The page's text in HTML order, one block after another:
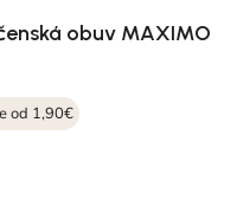
obuv MAXIMO
od 1,90€